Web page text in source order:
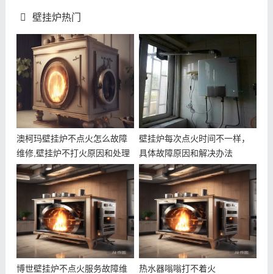
壁挂炉热门
澳柯玛壁挂炉不点火怎么故障
维修,壁挂炉不打火原因和处理
方法
壁挂炉每次点火时间不一样，
具体故障原因和解决办法
博世壁挂炉不点火服务故障维
热水器嗡嗡打不着火